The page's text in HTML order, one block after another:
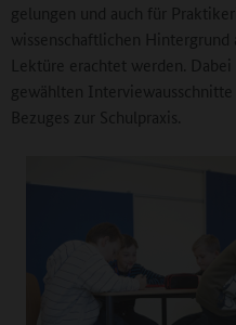
gelungen und auch für
wissenschaftlichen Hintergrund
Lektüre erachtet werden.
gewählten
Bezuges zur Schulpraxis.